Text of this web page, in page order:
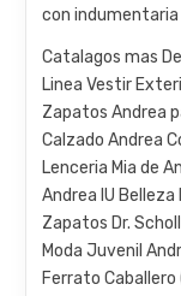
con
Catalagos mas
Linea Vestir
Zapatos Andrea
Calzado Andrea
Lenceria Mia de
Andrea IU Belleza
Zapatos Dr.
Moda Juvenil
Ferrato Caballero